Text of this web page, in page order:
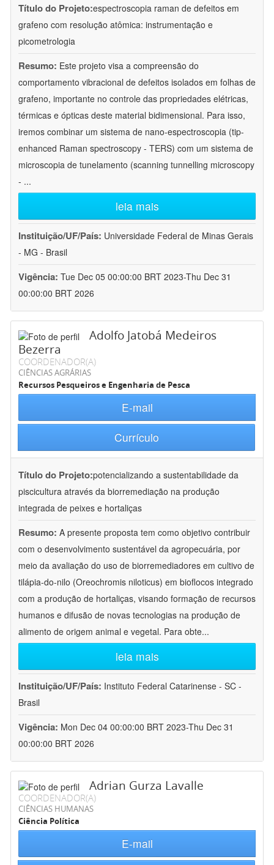
Título do Projeto:espectroscopia raman de defeitos em
grafeno com resolução atômica: instrumentação e
picometrologia
Resumo: Este projeto visa a compreensão do
comportamento vibracional de defeitos isolados em folhas de
grafeno, importante no controle das propriedades elétricas,
térmicas e ópticas deste material bidimensional. Para isso,
iremos combinar um sistema de nano-espectroscopia (tip-
enhanced Raman spectroscopy - TERS) com um sistema de
microscopia de tunelamento (scanning tunnelling microscopy
- ...
leia mais
Instituição/UF/País: Universidade Federal de Minas Gerais
- MG - Brasil
Vigência: Tue Dec 05 00:00:00 BRT 2023-Thu Dec 31
00:00:00 BRT 2026
Adolfo Jatobá Medeiros
Bezerra
COORDENADOR(A)
CIÊNCIAS AGRÁRIAS
Recursos Pesqueiros e Engenharia de Pesca
E-mail
Currículo
Título do Projeto:potencializando a sustentabilidade da
piscicultura através da biorremediação na produção
integrada de peixes e hortaliças
Resumo: A presente proposta tem como objetivo contribuir
com o desenvolvimento sustentável da agropecuária, por
meio da avaliação do uso de biorremediadores em cultivo de
tilápia-do-nilo (Oreochromis niloticus) em bioflocos integrado
com a produção de hortaliças, visando formação de recursos
humanos e difusão de novas tecnologias na produção de
alimento de origem animal e vegetal. Para obte...
leia mais
Instituição/UF/País: Instituto Federal Catarinense - SC -
Brasil
Vigência: Mon Dec 04 00:00:00 BRT 2023-Thu Dec 31
00:00:00 BRT 2026
Adrian Gurza Lavalle
COORDENADOR(A)
CIÊNCIAS HUMANAS
Ciência Política
E-mail